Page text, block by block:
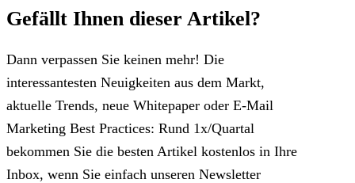
Gefällt Ihnen dieser Artikel?
Dann verpassen Sie keinen mehr! Die
interessantesten Neuigkeiten aus dem Markt,
aktuelle Trends, neue Whitepaper oder E-Mail
Marketing Best Practices: Rund 1x/Quartal
bekommen Sie die besten Artikel kostenlos in Ihre
Inbox, wenn Sie einfach unseren Newsletter